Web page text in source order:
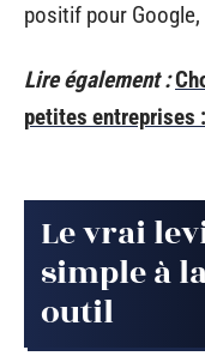
positif pour
Lire également :
petites entreprises
Le vrai
simple à
outil